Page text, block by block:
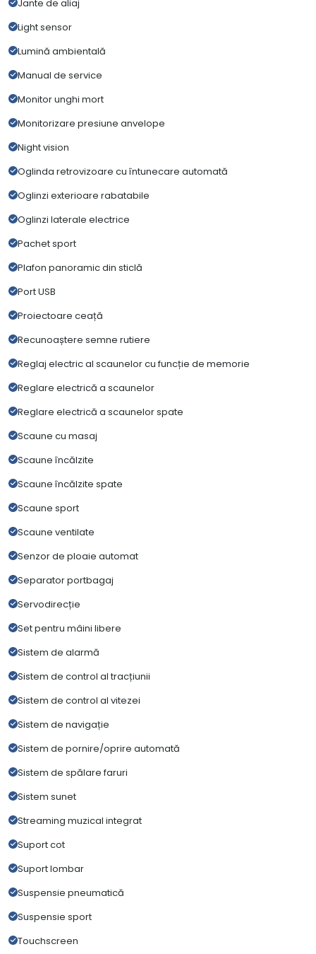
Jante de aliaj
Light sensor
Lumină ambientală
Manual de service
Monitor unghi mort
Monitorizare presiune anvelope
Night vision
Oglinda retrovizoare cu întunecare automată
Oglinzi exterioare rabatabile
Oglinzi laterale electrice
Pachet sport
Plafon panoramic din sticlă
Port USB
Proiectoare ceață
Recunoaștere semne rutiere
Reglaj electric al scaunelor cu funcție de memorie
Reglare electrică a scaunelor
Reglare electrică a scaunelor spate
Scaune cu masaj
Scaune încălzite
Scaune încălzite spate
Scaune sport
Scaune ventilate
Senzor de ploaie automat
Separator portbagaj
Servodirecție
Set pentru mâini libere
Sistem de alarmă
Sistem de control al tracțiunii
Sistem de control al vitezei
Sistem de navigație
Sistem de pornire/oprire automată
Sistem de spălare faruri
Sistem sunet
Streaming muzical integrat
Suport cot
Suport lombar
Suspensie pneumatică
Suspensie sport
Touchscreen